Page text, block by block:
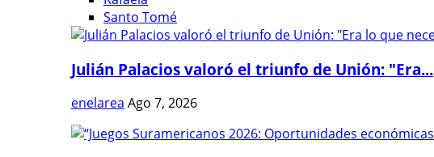
Santo Tomé
Julián Palacios valoró el triunfo de Unión: "Era...
enelarea Ago 7, 2026